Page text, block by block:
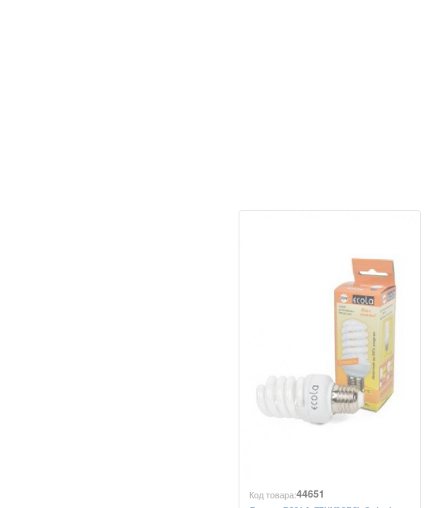
Код товара:44651